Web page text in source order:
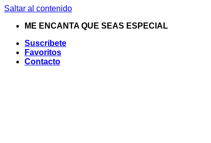
Saltar al contenido
ME ENCANTA QUE SEAS ESPECIAL
Suscribete
Favoritos
Contacto